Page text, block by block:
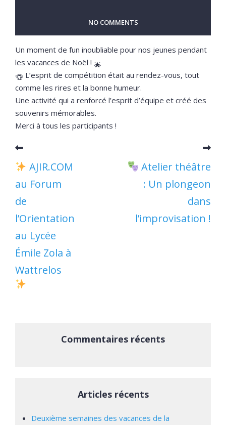
NO COMMENTS
Un moment de fun inoubliable pour nos jeunes pendant
les vacances de Noël !
L’esprit de compétition était au rendez-vous, tout
comme les rires et la bonne humeur.
Une activité qui a renforcé l’esprit d’équipe et créé des
souvenirs mémorables.
Merci à tous les participants !
AJIR.COM
au Forum
de
l’Orientation
au Lycée
Émile Zola à
Wattrelos
Atelier théâtre
: Un plongeon
dans
l’improvisation !
Commentaires récents
Articles récents
Deuxième semaines des vacances de la